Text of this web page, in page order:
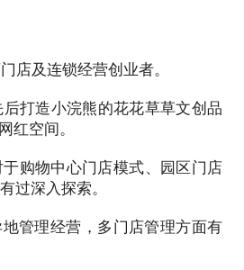
店及连锁经营创业者。
打造小浣熊的花花草草文创品
红空间。
购物中心门店模式、园区门店
过深入探索。
管理经营，多门店管理方面有